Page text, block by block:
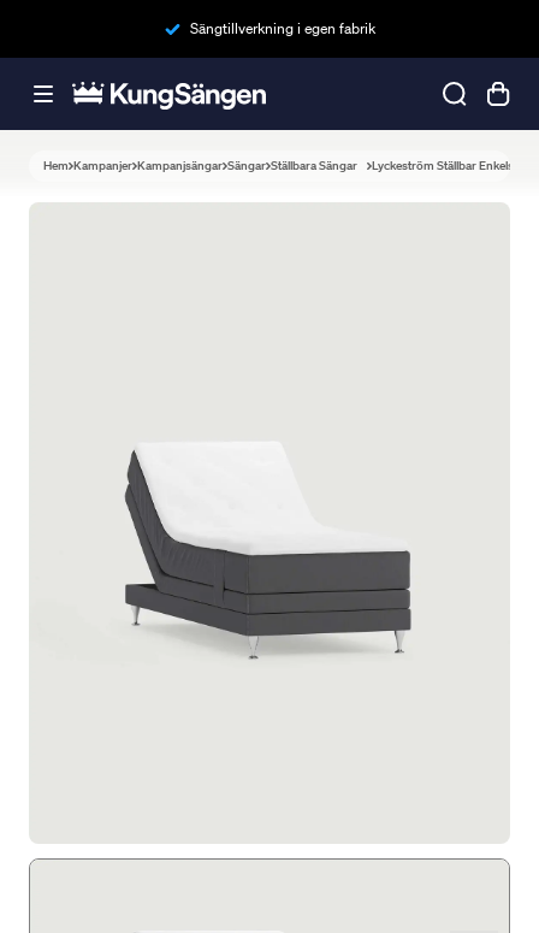
Sängtillverkning i egen fabrik
Hem Kampanjer Kampanjsängar Sängar Ställbara Sängar Lyckeström Ställbar Enkelsäng